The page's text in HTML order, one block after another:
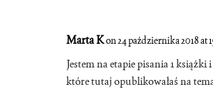
Marta Kon 24 października 2018 at
Jestem na etapie pisania 1 książki
które tutaj opublikowałaś na